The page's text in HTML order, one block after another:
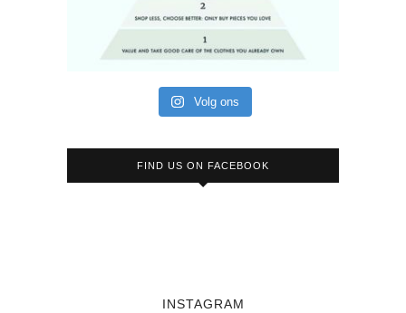
Volg ons
FIND US ON FACEBOOK
INSTAGRAM